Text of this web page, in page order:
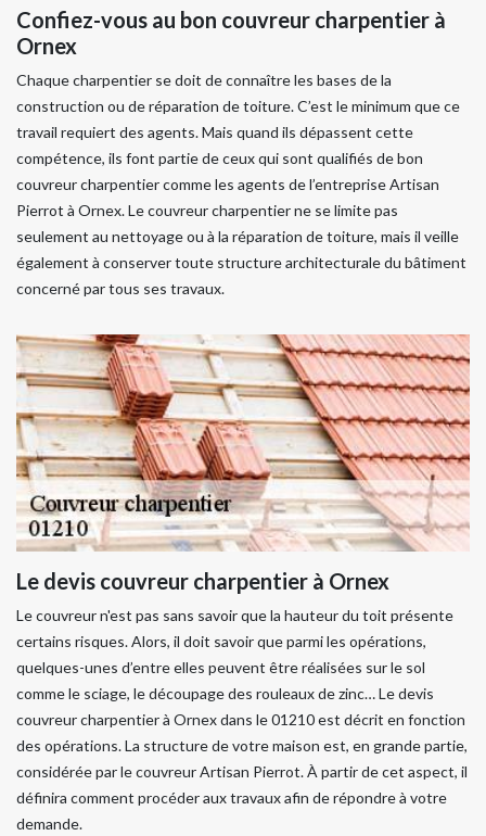
Confiez-vous au bon couvreur charpentier à
Ornex
Chaque charpentier se doit de connaître les bases de la
construction ou de réparation de toiture. C’est le minimum que ce
travail requiert des agents. Mais quand ils dépassent cette
compétence, ils font partie de ceux qui sont qualifiés de bon
couvreur charpentier comme les agents de l’entreprise Artisan
Pierrot à Ornex. Le couvreur charpentier ne se limite pas
seulement au nettoyage ou à la réparation de toiture, mais il veille
également à conserver toute structure architecturale du bâtiment
concerné par tous ses travaux.
Le devis couvreur charpentier à Ornex
Le couvreur n'est pas sans savoir que la hauteur du toit présente
certains risques. Alors, il doit savoir que parmi les opérations,
quelques-unes d’entre elles peuvent être réalisées sur le sol
comme le sciage, le découpage des rouleaux de zinc… Le devis
couvreur charpentier à Ornex dans le 01210 est décrit en fonction
des opérations. La structure de votre maison est, en grande partie,
considérée par le couvreur Artisan Pierrot. À partir de cet aspect, il
définira comment procéder aux travaux afin de répondre à votre
demande.